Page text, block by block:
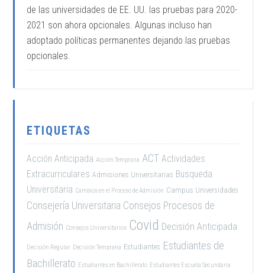
de las universidades de EE. UU. las pruebas para 2020-
2021 son ahora opcionales. Algunas incluso han
adoptado políticas permanentes dejando las pruebas
opcionales.
ETIQUETAS
Acción Anticipada Acción Temprana ACT Actividades
Extracurriculares Admisiones Universitarias Busqueda
Universitaria Cambios en el Proceso de Admisión Campus Universidades
Consejería Universitaria Consejos Procesos de
Admisión Consejos Universitarios Covid Decisión Anticipada
Decisión Regular Decisión Temprana Estudiantes Estudiantes de
Bachillerato Estudiantes en Bachillerato Estudiantes Escuela Secundaria